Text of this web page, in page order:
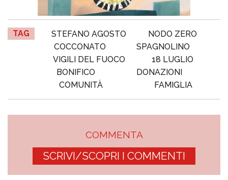
TAG STEFANO AGOSTO
NODO ZERO
COCCONATO
SPAGNOLINO
VIGILI DEL FUOCO
18 LUGLIO
BONIFICO
DONAZIONI
COMUNITÀ
FAMIGLIA
COMMENTA
SCRIVI/SCOPRI I COMMENTI